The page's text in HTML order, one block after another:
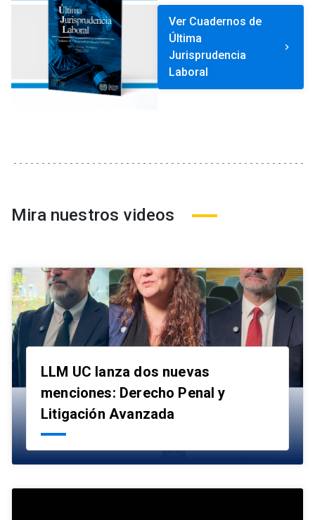
Ver Cuadernos de
Última
Jurisprudencia
Laboral
keyboard_arrow_right
Mira nuestros videos
LLM UC lanza dos nuevas
menciones: Derecho Penal y
Litigación Avanzada